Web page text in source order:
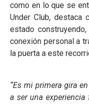
como en lo que se
Under Club, destaca
estado
conexión personal a
la puerta a este
“Es mi primera gira
a ser una